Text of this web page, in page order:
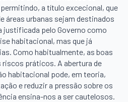
a título excecional, que
áreas urbanas sejam destinados
justificada pelo Governo como
habitacional, mas que já
Como habitualmente, as boas
práticos. A abertura de
habitacional pode, em teoria,
e reduzir a pressão sobre os
ensina-nos a ser cautelosos.